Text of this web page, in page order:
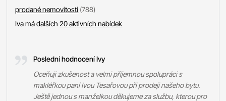
prodané nemovitosti (788)
Iva má dalších20 aktivních nabídek
Poslední hodnocení Ivy
Oceňuji zkušenost a velmi příjemnou spolupráci s
makléřkou paní Ivou Tesařovou při prodeji našeho bytu.
Ještě jednou s manželkou děkujeme za službu, kterou pro